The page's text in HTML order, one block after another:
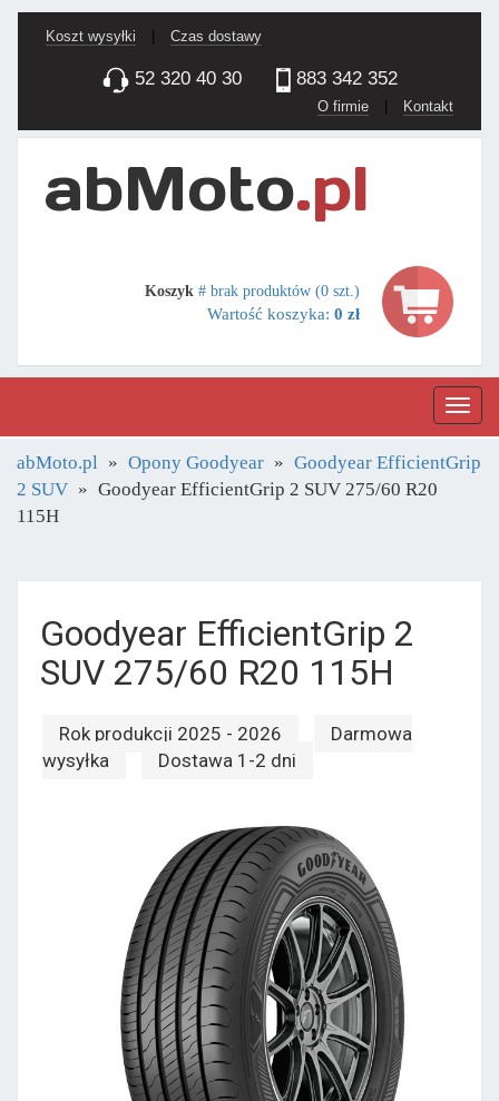
Koszt wysyłki Czas dostawy
52 320 40 30 883 342 352
O firmie | Kontakt
Koszyk # brak produktów (0 szt.)
Wartość koszyka: 0 zł
abMoto.pl Opony Goodyear
Goodyear EfficientGrip
2 SUV
Goodyear EfficientGrip 2 SUV 275/60 R20
115H
Goodyear EfficientGrip 2
SUV 275/60 R20 115H
Rok produkcji 2025 - 2026
Darmowa
wysyłka
Dostawa 1-2 dni